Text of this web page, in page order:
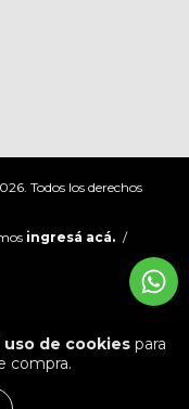
de cookiespara
compra.
Todos los derechos
ingresá acá. /